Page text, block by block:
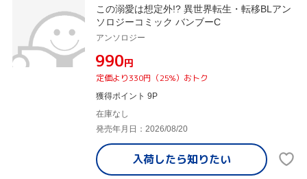
この溺愛は想定外!? 異世界転生・転移BLアン
ソロジーコミック バンブーC
アンソロジー
¥990円
定価より330円（25%）おトク
獲得ポイント 9P
在庫なし
発売年月日：2026/08/20
入荷したら知りたい